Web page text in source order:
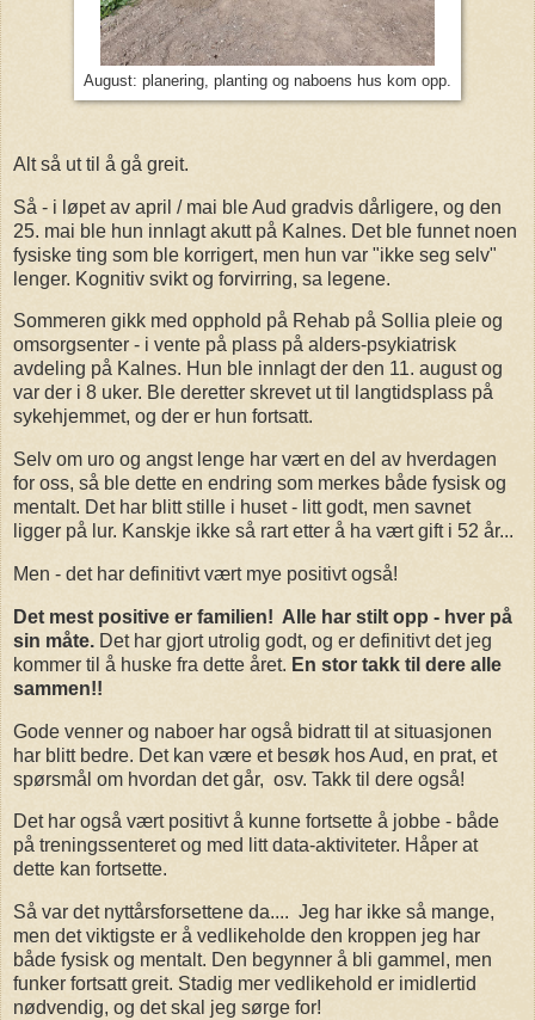
August: planering, planting og naboens hus kom opp.
Alt så ut til å gå greit.
Så - i løpet av april / mai ble Aud gradvis dårligere, og den
25. mai ble hun innlagt akutt på Kalnes. Det ble funnet noen
fysiske ting som ble korrigert, men hun var "ikke seg selv"
lenger. Kognitiv svikt og forvirring, sa legene.
Sommeren gikk med opphold på Rehab på Sollia pleie og
omsorgsenter - i vente på plass på alders-psykiatrisk
avdeling på Kalnes. Hun ble innlagt der den 11. august og
var der i 8 uker. Ble deretter skrevet ut til langtidsplass på
sykehjemmet, og der er hun fortsatt.
Selv om uro og angst lenge har vært en del av hverdagen
for oss, så ble dette en endring som merkes både fysisk og
mentalt. Det har blitt stille i huset - litt godt, men savnet
ligger på lur. Kanskje ikke så rart etter å ha vært gift i 52 år...
Men - det har definitivt vært mye positivt også!
Det mest positive er familien! Alle har stilt opp - hver på
sin måte. Det har gjort utrolig godt, og er definitivt det jeg
kommer til å huske fra dette året. En stor takk til dere alle
sammen!!
Gode venner og naboer har også bidratt til at situasjonen
har blitt bedre. Det kan være et besøk hos Aud, en prat, et
spørsmål om hvordan det går, osv. Takk til dere også!
Det har også vært positivt å kunne fortsette å jobbe - både
på treningssenteret og med litt data-aktiviteter. Håper at
dette kan fortsette.
Så var det nyttårsforsettene da.... Jeg har ikke så mange,
men det viktigste er å vedlikeholde den kroppen jeg har
både fysisk og mentalt. Den begynner å bli gammel, men
funker fortsatt greit. Stadig mer vedlikehold er imidlertid
nødvendig, og det skal jeg sørge for!